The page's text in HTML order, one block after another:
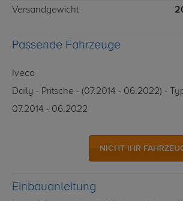
Versandgewicht
Passende Fahrzeuge
Iveco
Daily - Pritsche - (07.2014 - 06.2022) -
07.2014 - 06.2022
NICHT IHR
Einbauanleitung